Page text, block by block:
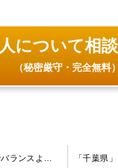
について相
（秘密厳守・完全無料）